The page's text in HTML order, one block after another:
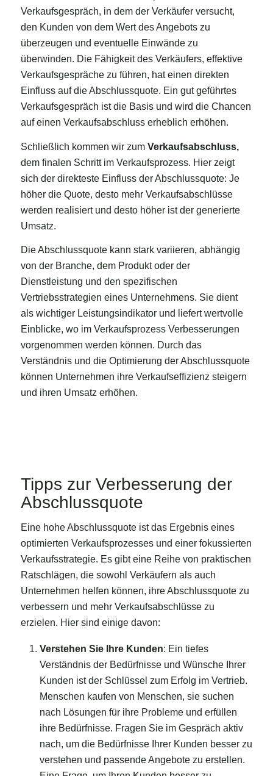
Verkaufsgespräch, in dem der Verkäufer versucht,
den Kunden von dem Wert des Angebots zu
überzeugen und eventuelle Einwände zu
überwinden. Die Fähigkeit des Verkäufers, effektive
Verkaufsgespräche zu führen, hat einen direkten
Einfluss auf die Abschlussquote. Ein gut geführtes
Verkaufsgespräch ist die Basis und wird die Chancen
auf einen Verkaufsabschluss erheblich erhöhen.
Schließlich kommen wir zum Verkaufsabschluss,
dem finalen Schritt im Verkaufsprozess. Hier zeigt
sich der direkteste Einfluss der Abschlussquote: Je
höher die Quote, desto mehr Verkaufsabschlüsse
werden realisiert und desto höher ist der generierte
Umsatz.
Die Abschlussquote kann stark variieren, abhängig
von der Branche, dem Produkt oder der
Dienstleistung und den spezifischen
Vertriebsstrategien eines Unternehmens. Sie dient
als wichtiger Leistungsindikator und liefert wertvolle
Einblicke, wo im Verkaufsprozess Verbesserungen
vorgenommen werden können. Durch das
Verständnis und die Optimierung der Abschlussquote
können Unternehmen ihre Verkaufseffizienz steigern
und ihren Umsatz erhöhen.
Tipps zur Verbesserung der
Abschlussquote
Eine hohe Abschlussquote ist das Ergebnis eines
optimierten Verkaufsprozesses und einer fokussierten
Verkaufsstrategie. Es gibt eine Reihe von praktischen
Ratschlägen, die sowohl Verkäufern als auch
Unternehmen helfen können, ihre Abschlussquote zu
verbessern und mehr Verkaufsabschlüsse zu
erzielen. Hier sind einige davon:
Verstehen Sie Ihre Kunden: Ein tiefes
Verständnis der Bedürfnisse und Wünsche Ihrer
Kunden ist der Schlüssel zum Erfolg im Vertrieb.
Menschen kaufen von Menschen, sie suchen
nach Lösungen für ihre Probleme und erfüllen
ihre Bedürfnisse. Fragen Sie im Gespräch aktiv
nach, um die Bedürfnisse Ihrer Kunden besser zu
verstehen und passende Angebote zu erstellen.